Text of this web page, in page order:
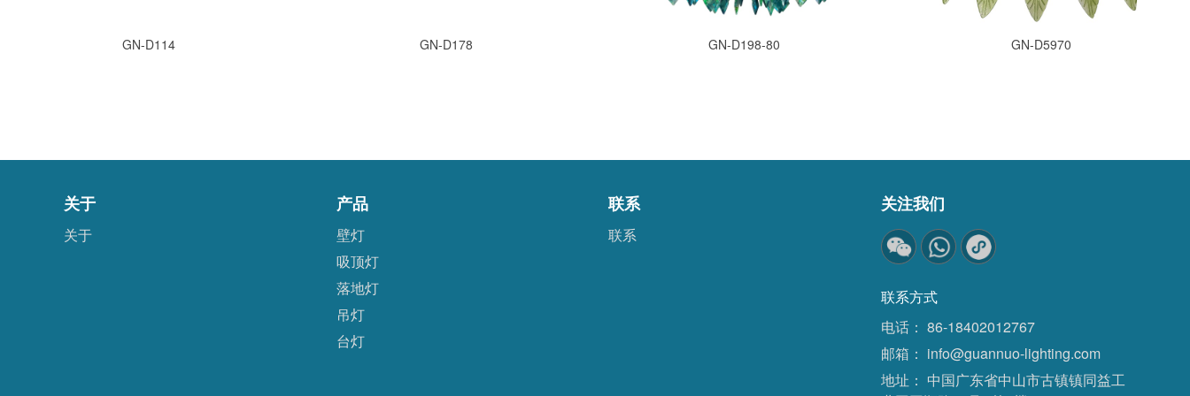
GN-D114 GN-D178 GN-D198-80 GN-D5970
关于
关于
产品
壁灯
吸顶灯
落地灯
吊灯
台灯
联系
联系
关注我们
联系方式
电话： 86-18402012767
邮箱： info@guannuo-lighting.com
地址： 中国广东省中山市古镇镇同益工